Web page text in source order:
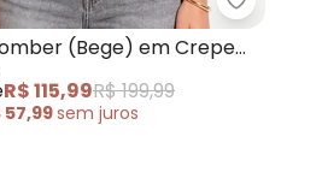
(Jeans Preto) com Mangas
Quintess
(Bege) em Crepe
R$ 115,99R$ 199,99
57,99sem juros